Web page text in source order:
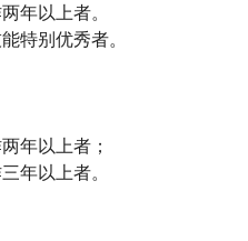
年以上者。
特别优秀者。
年以上者；
年以上者。